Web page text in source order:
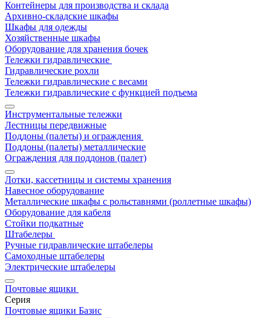
Контейнеры для производства и склада
Архивно-складские шкафы
Шкафы для одежды
Хозяйственные шкафы
Оборудование для хранения бочек
Тележки гидравлические
Гидравлические рохли
Тележки гидравлические с весами
Тележки гидравлические с функцией подъема
Инструментальные тележки
Лестницы передвижные
Поддоны (палеты) и ограждения
Поддоны (палеты) металлические
Ограждения для поддонов (палет)
Лотки, кассетницы и системы хранения
Навесное оборудование
Металлические шкафы с рольставнями (роллетные шкафы)
Оборудование для кабеля
Стойки подкатные
Штабелеры
Ручные гидравлические штабелеры
Самоходные штабелеры
Электрические штабелеры
Почтовые ящики
Серия
Почтовые ящики Базис